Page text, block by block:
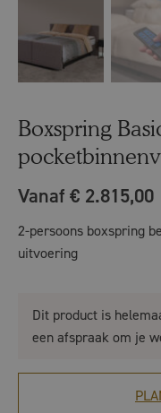
Boxspring
Vanaf € 2.815,00
2-persoons boxspring
uitvoering
Dit product is
een afspraak om je